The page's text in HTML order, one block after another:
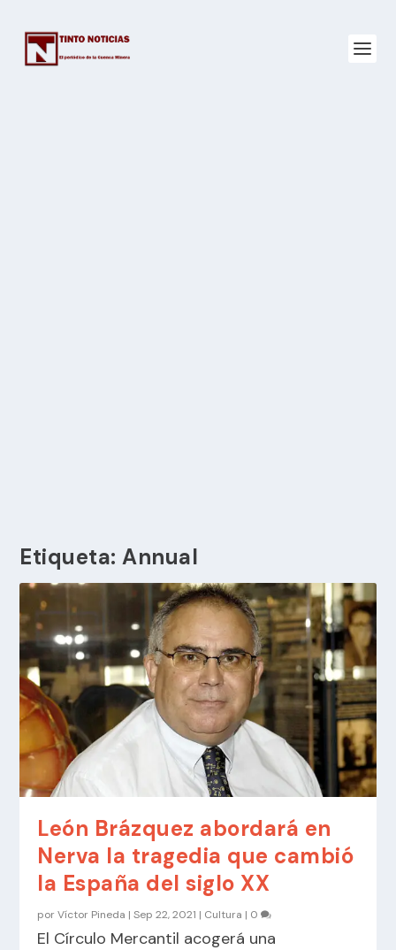
Etiqueta:Annual
León Brázquez abordará en
Nerva la tragedia que cambió
la España del siglo XX
porVíctor Pineda |Sep 22, 2021 | Cultura | 0
El Círculo Mercantil acogerá una